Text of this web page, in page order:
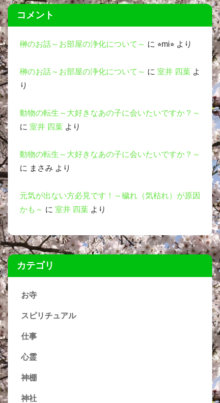
コメント
榊のお話～お部屋の浄化について～ に ⭐︎mi⭐︎ より
榊のお話～お部屋の浄化について～ に 室井 四葉 よ
り
動物の転生～大好きなあの子に会いたいですか？～
に 室井 四葉 より
動物の転生～大好きなあの子に会いたいですか？～
に まさみ より
元気が出ない方必見です！～穢れ（気枯れ）が原因
かも～ に 室井 四葉 より
カテゴリ
お寺
スピリチュアル
仕事
心霊
神棚
神社